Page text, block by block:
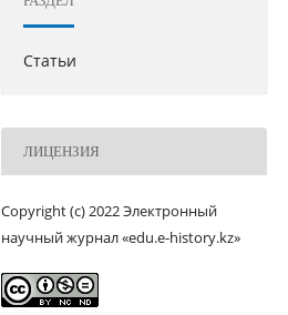
Статьи
ЛИЦЕНЗИЯ
Copyright (c) 2022 Электронный
научный журнал «edu.e-history.kz»